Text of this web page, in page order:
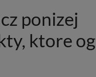
ponizej
ktore